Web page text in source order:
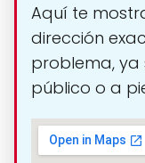
Aquí te
dirección
problema, ya
público o a